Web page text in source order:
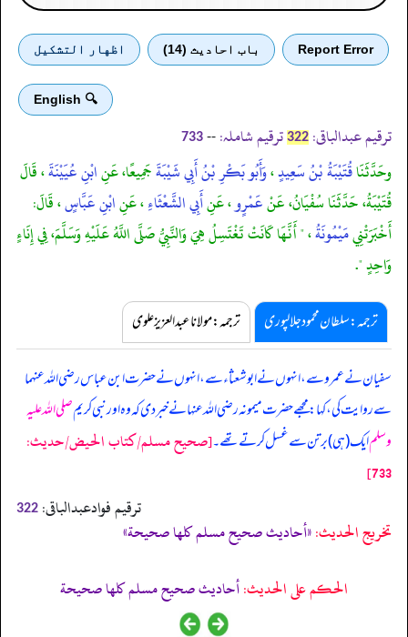
Report Error باب احادیث (14) اظهار التشكيل
🔍 English
ترقیم عبدالباقی: 322 ترقیم شاملہ: --
733
وحَدَّثَنَاقُتَيْبَةُ بْنُ سَعِيدٍ،وَأَبُو بَكْرِ بْنُ أَبِي شَيْبَةَجَمِيعًا، عَنِابْنِ عُيَيْنَةَ، قَالَ
قُتَيْبَةُ، حَدَّثَنَا سُفْيَانُ، عَنْعَمْرٍو، عَنِأَبِي الشَّعْثَاءِ، عَنِابْنِ عَبَّاسٍ، قَالَ:
أَخْبَرَتْنِيمَيْمُونَةُ، " أَنَّهَا كَانَتْ تَغْتَسِلُ هِيَ وَالنَّبِيُّ صَلَّى اللَّهُ عَلَيْهِ وَسَلَّمَ، فِي إِنَاءٍ
وَاحِدٍ ".
ترجمہ:سلطان محمود جلالپوری ترجمہ:مولانا عبدالعزیز علوی
سفیان نے عمرو سے، انہوں نے ابوشعثاء سے، انہوں نے حضرت ابن عباس رضی اللہ عنہما
سے روایت کی، کہا: مجھے حضرت میمونہ رضی اللہ عنہا نے خبر دی کہ وہ اور نبی کریمصلی اللہ علیہ
وسلمایک (ہی) برتن سے غسل کرتے تھے۔[صحيح مسلم/كتاب الحيض/حدیث:
733]
ترقیم فوادعبدالباقی: 322
تخریج الحدیث:«أحاديث صحيح مسلم كلها صحيحة»
الحكم على الحديث:أحاديث صحيح مسلم كلها صحيحة